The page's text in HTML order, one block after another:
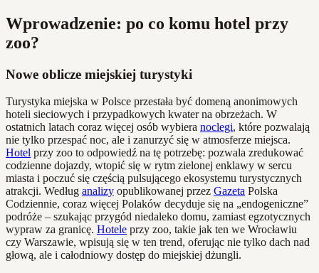
Wprowadzenie: po co komu hotel przy
zoo?
Nowe oblicze miejskiej turystyki
Turystyka miejska w Polsce przestała być domeną anonimowych
hoteli sieciowych i przypadkowych kwater na obrzeżach. W
ostatnich latach coraz więcej osób wybiera noclegi, które pozwalają
nie tylko przespać noc, ale i zanurzyć się w atmosferze miejsca.
Hotel przy zoo to odpowiedź na tę potrzebę: pozwala zredukować
codzienne dojazdy, wtopić się w rytm zielonej enklawy w sercu
miasta i poczuć się częścią pulsującego ekosystemu turystycznych
atrakcji. Według analizy opublikowanej przez Gazeta Polska
Codziennie, coraz więcej Polaków decyduje się na „endogeniczne”
podróże – szukając przygód niedaleko domu, zamiast egzotycznych
wypraw za granicę. Hotele przy zoo, takie jak ten we Wrocławiu
czy Warszawie, wpisują się w ten trend, oferując nie tylko dach nad
głową, ale i całodniowy dostęp do miejskiej dżungli.